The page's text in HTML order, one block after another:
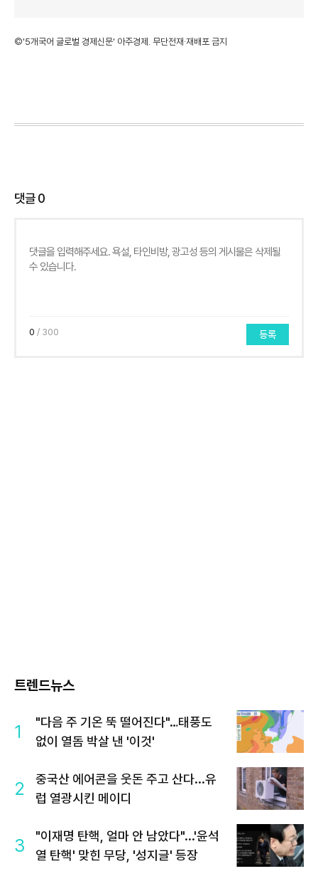
©'5개국어 글로벌 경제신문' 아주경제. 무단전재·재배포 금지
댓글0
0 / 300 등록
트렌드뉴스
1
"다음 주 기온 뚝 떨어진다"…태풍도
없이 열돔 박살 낸 '이것'
2
중국산 에어콘을 웃돈 주고 산다...유
럽 열광시킨 메이디
3
"이재명 탄핵, 얼마 안 남았다"...'윤석
열 탄핵' 맞힌 무당, '성지글' 등장